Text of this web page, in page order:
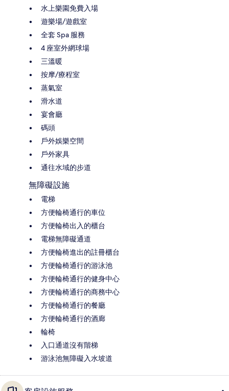
水上樂園免費入場
遊樂場/遊戲室
全套 Spa 服務
4 座室外網球場
三溫暖
按摩/療程室
蒸氣室
滑水道
宴會廳
碼頭
戶外娛樂空間
戶外家具
通往水域的步道
無障礙設施
電梯
方便輪椅通行的車位
方便輪椅出入的櫃台
電梯無障礙通道
方便輪椅進出的註冊櫃台
方便輪椅通行的游泳池
方便輪椅通行的健身中心
方便輪椅通行的商務中心
方便輪椅通行的餐廳
方便輪椅通行的酒廊
輪椅
入口通道沒有階梯
游泳池無障礙入水坡道